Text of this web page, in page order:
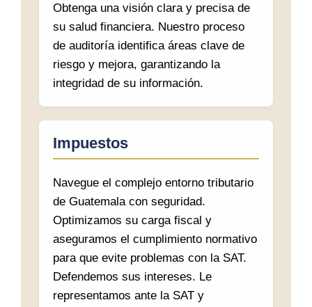
Obtenga una visión clara y precisa de
su salud financiera. Nuestro proceso
de auditoría identifica áreas clave de
riesgo y mejora, garantizando la
integridad de su información.
Impuestos
Navegue el complejo entorno tributario
de Guatemala con seguridad.
Optimizamos su carga fiscal y
aseguramos el cumplimiento normativo
para que evite problemas con la SAT.
Defendemos sus intereses. Le
representamos ante la SAT y